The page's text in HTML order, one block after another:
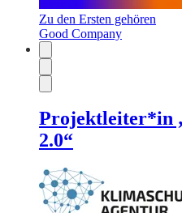
Zu den Ersten gehören
Good Company
Projektleiter*in
2.0“